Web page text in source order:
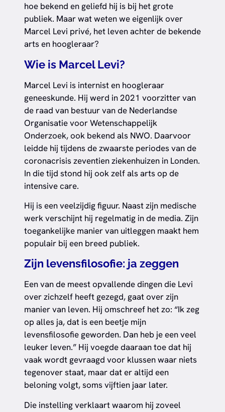
hoe bekend en geliefd hij is bij het grote
publiek. Maar wat weten we eigenlijk over
Marcel Levi privé, het leven achter de bekende
arts en hoogleraar?
Wie is Marcel Levi?
Marcel Levi is internist en hoogleraar
geneeskunde. Hij werd in 2021 voorzitter van
de raad van bestuur van de Nederlandse
Organisatie voor Wetenschappelijk
Onderzoek, ook bekend als NWO. Daarvoor
leidde hij tijdens de zwaarste periodes van de
coronacrisis zeventien ziekenhuizen in Londen.
In die tijd stond hij ook zelf als arts op de
intensive care.
Hij is een veelzijdig figuur. Naast zijn medische
werk verschijnt hij regelmatig in de media. Zijn
toegankelijke manier van uitleggen maakt hem
populair bij een breed publiek.
Zijn levensfilosofie: ja zeggen
Een van de meest opvallende dingen die Levi
over zichzelf heeft gezegd, gaat over zijn
manier van leven. Hij omschreef het zo: “Ik zeg
op alles ja, dat is een beetje mijn
levensfilosofie geworden. Dan heb je een veel
leuker leven.” Hij voegde daaraan toe dat hij
vaak wordt gevraagd voor klussen waar niets
tegenover staat, maar dat er altijd een
beloning volgt, soms vijftien jaar later.
Die instelling verklaart waarom hij zoveel